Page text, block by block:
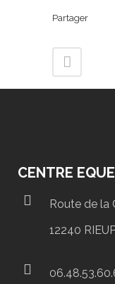
Partager
CENTRE
Route de la
12240